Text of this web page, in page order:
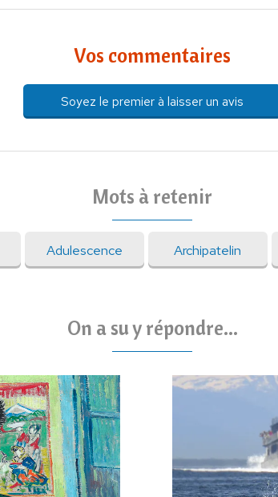
Vos commentaires
Soyez le premier à laisser un avis
Mots à retenir
Adulescence Archipatelin
On a su y répondre...